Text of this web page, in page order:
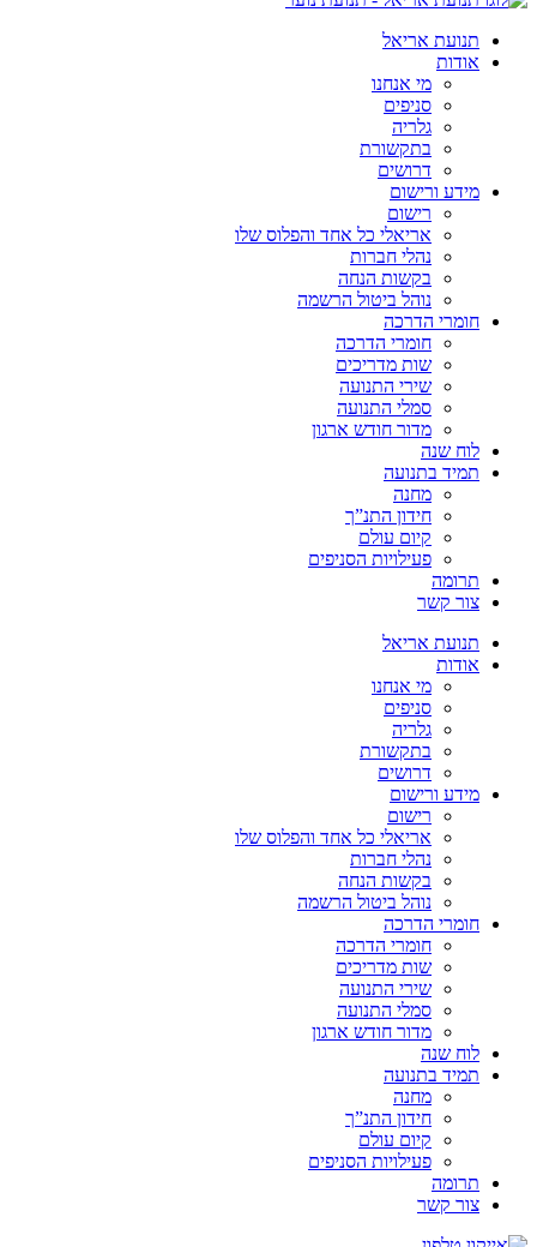
תנועת אריאל
אודות
מי אנחנו
סניפים
גלריה
בתקשורת
דרושים
מידע ורישום
רישום
אריאלי כל אחד והפלוס שלו
נהלי חברות
בקשות הנחה
נוהל ביטול הרשמה
חומרי הדרכה
חומרי הדרכה
שות מדריכים
שירי התנועה
סמלי התנועה
מדור חודש ארגון
לוח שנה
תמיד בתנועה
מחנה
חידון התנ”ך
קיום עולם
פעילויות הסניפים
תרומה
צור קשר
תנועת אריאל
אודות
מי אנחנו
סניפים
גלריה
בתקשורת
דרושים
מידע ורישום
רישום
אריאלי כל אחד והפלוס שלו
נהלי חברות
בקשות הנחה
נוהל ביטול הרשמה
חומרי הדרכה
חומרי הדרכה
שות מדריכים
שירי התנועה
סמלי התנועה
מדור חודש ארגון
לוח שנה
תמיד בתנועה
מחנה
חידון התנ”ך
קיום עולם
פעילויות הסניפים
תרומה
צור קשר